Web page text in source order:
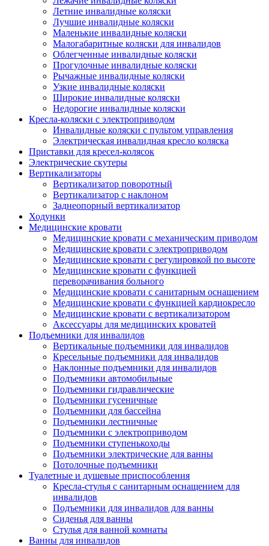
Летние инвалидные коляски
Лучшие инвалидные коляски
Маленькие инвалидные коляски
Малогабаритные коляски для инвалидов
Облегченные инвалидные коляски
Прогулочные инвалидные коляски
Рычажные инвалидные коляски
Узкие инвалидные коляски
Широкие инвалидные коляски
Недорогие инвалидные коляски
Кресла-коляски с электроприводом
Инвалидные коляски с пультом управления
Электрическая инвалидная кресло коляска
Приставки для кресел-колясок
Электрические скутеры
Вертикализаторы
Вертикализатор поворотный
Вертикализатор с наклоном
Заднеопорный вертикализатор
Ходунки
Медицинские кровати
Медицинские кровати с механическим приводом
Медицинские кровати с электроприводом
Медицинские кровати с регулировкой по высоте
Медицинские кровати с функцией
переворачивания больного
Медицинские кровати с санитарным оснащением
Медицинские кровати с функцией кардиокресло
Медицинские кровати с вертикализатором
Аксессуары для медицинских кроватей
Подъемники для инвалидов
Вертикальные подъемники для инвалидов
Кресельные подъемники для инвалидов
Наклонные подъемники для инвалидов
Подъемники автомобильные
Подъемники гидравлические
Подъемники гусеничные
Подъемники для бассейна
Подъемники лестничные
Подъемники с электроприводом
Подъемники ступенькоходы
Подъемники электрические для ванны
Потолочные подъемники
Туалетные и душевые приспособления
Кресла-стулья с санитарным оснащением для
инвалидов
Подъемники для инвалидов для ванны
Сиденья для ванны
Стулья для ванной комнаты
Ванны для инвалидов